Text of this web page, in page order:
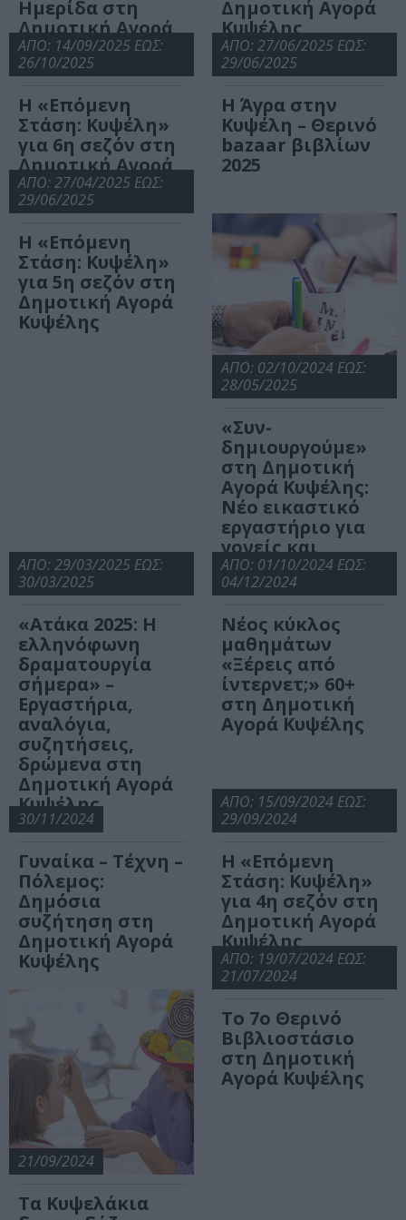
Ημερίδα στη
Δημοτική Αγορά
Κυψέλης
Δημοτική Αγορά
Κυψέλης
ΑΠΟ: 14/09/2025 ΕΩΣ:
26/10/2025
Η «Επόμενη
Στάση: Κυψέλη»
για 6η σεζόν στη
Δημοτική Αγορά
Κυψέλης
ΑΠΟ: 27/06/2025 ΕΩΣ:
29/06/2025
Η Άγρα στην
Κυψέλη – Θερινό
bazaar βιβλίων
2025
ΑΠΟ: 27/04/2025 ΕΩΣ:
29/06/2025
Η «Επόμενη
Στάση: Κυψέλη»
για 5η σεζόν στη
Δημοτική Αγορά
Κυψέλης
ΑΠΟ: 02/10/2024 ΕΩΣ:
28/05/2025
«Συν-
δημιουργούμε»
στη Δημοτική
Αγορά Κυψέλης:
Νέο εικαστικό
εργαστήριο για
γονείς και
παιδιά
ΑΠΟ: 29/03/2025 ΕΩΣ:
30/03/2025
«Aτάκα 2025: H
ελληνόφωνη
δραματουργία
σήμερα» –
Εργαστήρια,
αναλόγια,
συζητήσεις,
δρώμενα στη
Δημοτική Αγορά
Κυψέλης
ΑΠΟ: 01/10/2024 ΕΩΣ:
04/12/2024
Νέος κύκλος
μαθημάτων
«Ξέρεις από
ίντερνετ;» 60+
στη Δημοτική
Αγορά Κυψέλης
30/11/2024
Γυναίκα – Τέχνη –
Πόλεμος:
Δημόσια
συζήτηση στη
Δημοτική Αγορά
Κυψέλης
ΑΠΟ: 15/09/2024 ΕΩΣ:
29/09/2024
Η «Επόμενη
Στάση: Κυψέλη»
για 4η σεζόν στη
Δημοτική Αγορά
Κυψέλης
21/09/2024
Τα Κυψελάκια
ΑΠΟ: 19/07/2024 ΕΩΣ:
21/07/2024
Το 7ο Θερινό
Βιβλιοστάσιο
στη Δημοτική
Αγορά Κυψέλης